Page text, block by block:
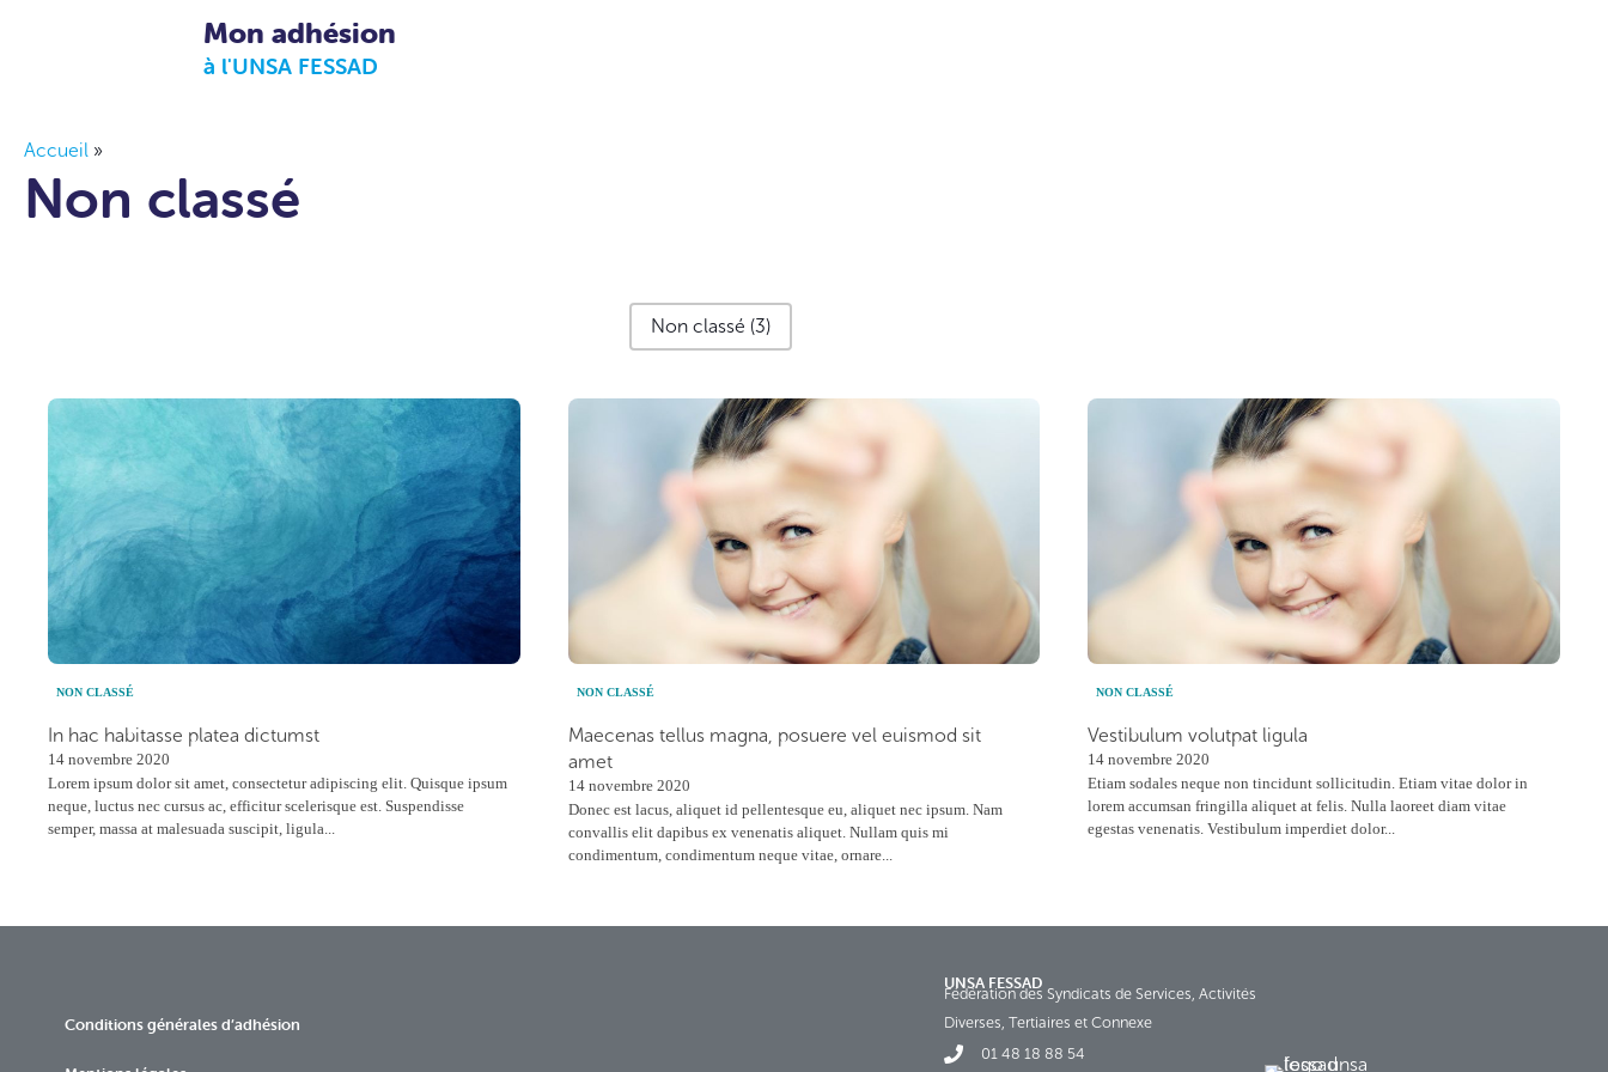
Mon adhésion
à l'UNSA FESSAD
Accueil »
Non classé
filtre articles
Non classé (3)
NON CLASSÉ
In hac habitasse platea dictumst
14 novembre 2020
Lorem ipsum dolor sit amet, consectetur adipiscing elit. Quisque ipsum
neque, luctus nec cursus ac, efficitur scelerisque est. Suspendisse
semper, massa at malesuada suscipit, ligula...
NON CLASSÉ
Maecenas tellus magna, posuere vel euismod sit
amet
14 novembre 2020
Donec est lacus, aliquet id pellentesque eu, aliquet nec ipsum. Nam
convallis elit dapibus ex venenatis aliquet. Nullam quis mi
condimentum, condimentum neque vitae, ornare...
NON CLASSÉ
Vestibulum volutpat ligula
14 novembre 2020
Etiam sodales neque non tincidunt sollicitudin. Etiam vitae dolor in
lorem accumsan fringilla aliquet at felis. Nulla laoreet diam vitae
egestas venenatis. Vestibulum imperdiet dolor...
Conditions générales d’adhésion
UNSA FESSAD
Fédération des Syndicats de Services, Activités
Diverses, Tertiaires et Connexe
01 48 18 88 54